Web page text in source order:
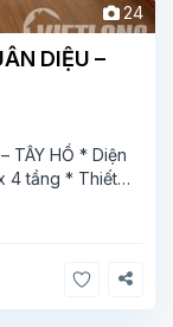
24
DIỆU –
TÂY HỒ * Diện
4 tầng * Thiết
hợp ở gia